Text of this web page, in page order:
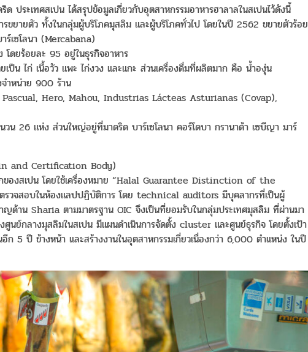
ประเทศสเปน ได้สรุปข้อมูลเกี่ยวกับอุตสาหกรรมอาหารฮาลาลในสเปนไว้ดังนี้
ขยายตัว ทั้งในกลุ่มผู้บริโภคมุสลิม และผู้บริโภคทั่วไป โดยในปี 2562 ขยายตัวร้อย
ร์เซโลนา (Mercabana)
ดยร้อยละ 95 อยู่ในธุรกิจอาหาร
น ไก่ เนื้อวัว แพะ ไก่งวง และแกะ ส่วนเครื่องดื่มที่ผลิตมาก คือ น้ำองุ่น
ำหน่าย 900 ร้าน
Hero, Mahou, Industrias Lácteas Asturianas (Covap),
น 26 แห่ง ส่วนใหญ่อยู่ที่มาดริด บาร์เซโลนา คอร์โดบา กรานาด้า เซบีญา มาร์
and Certification Body)
องสเปน โดยใช้เครื่องหมาย “Halal Guarantee Distinction of the
วจสอบในห้องแลปปฏิบัติการ โดย technical auditors มีบุคลากรที่เป็นผู้
ญด้าน Sharia ตามมาตรฐาน OIC จึงเป็นที่ยอมรับในกลุ่มประเทศมุสลิม ที่ผ่านมา
นย์กลางมุสลิมในสเปน มีแผนดำเนินการจัดตั้ง cluster และศูนย์ธุรกิจ โดยตั้งเป้า
ก 5 ปี ข้างหน้า และสร้างงานในอุตสาหกรรมเกี่ยวเนื่องกว่า 6,000 ตำแหน่ง ในปี